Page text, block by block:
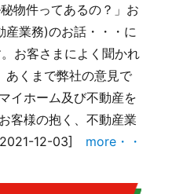
物件ってあるの？」お
産業務)のお話・・・に
お客さまによく聞かれ
あくまで弊社の意見で
イホーム及び不動産を
客様の抱く、不動産業
12-03] more・・